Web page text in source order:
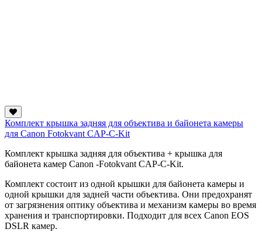
Комплект крышка задняя для объектива и байонета камеры
для Canon Fotokvant CAP-C-Kit
Комплект крышка задняя для объектива + крышка для
байонета камер Canon -Fotokvant CAP-C-Kit.
Комплект состоит из одной крышки для байонета камеры и
одной крышки для задней части объектива. Они предохранят
от загрязнения оптику объектива и механизм камеры во время
хранения и транспортировки. Подходит для всех Canon EOS
DSLR камер.